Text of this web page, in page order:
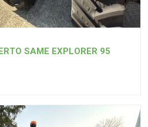
SAME EXPLORER 95